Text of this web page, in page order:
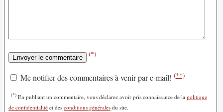
(*)
Me notifier des commentaires à venir par e-mail! (**)
(*) En publiant un commentaire, vous déclarez avoir pris connaissance de la politique
de confidentialité et des conditions générales du site.